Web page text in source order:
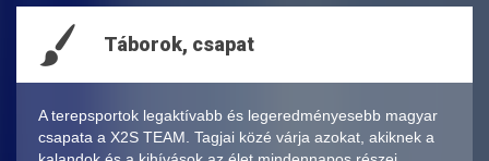
Táborok, csapat
A terepsportok legaktívabb és legeredményesebb magyar
csapata a X2S TEAM. Tagjai közé várja azokat, akiknek a